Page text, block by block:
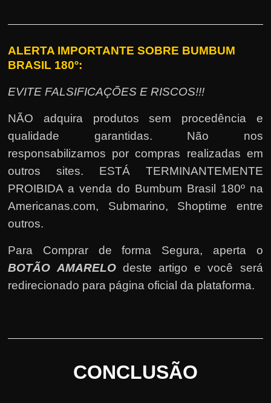
ALERTA IMPORTANTE SOBRE BUMBUM
BRASIL 180º:
EVITE FALSIFICAÇÕES E RISCOS!!!
NÃO adquira produtos sem procedência e
qualidade garantidas. Não nos
responsabilizamos por compras realizadas em
outros sites. ESTÁ TERMINANTEMENTE
PROIBIDA a venda do Bumbum Brasil 180º na
Americanas.com, Submarino, Shoptime entre
outros.
Para Comprar de forma Segura, aperta o
BOTÃO AMARELOdeste artigo e você será
redirecionado para página oficial da plataforma.
CONCLUSÃO